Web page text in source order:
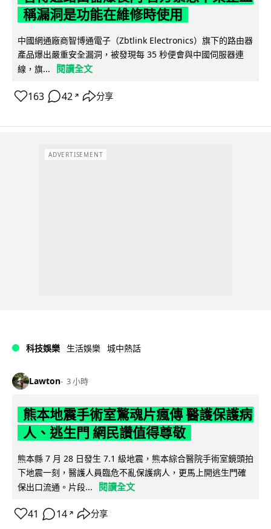
稱漏洞是功能在維修時使用
中國網通廠商智博通電子（Zbtlink Electronics）旗下的路由器
產品爆出嚴重安全漏洞，被發現每 35 秒便會與中國伺服器連
線，旗...
閱讀全文
163 42 ↗ 分享
ADVERTISEMENT
科技娛樂 生活娛樂 城中熱話
Lawton 3 小時
熊本地震手術室驚魂片瘋傳 醫護保護病
人、逃生門 網民讚值得尊敬
熊本縣 7 月 28 日發生 7.1 級地震，熊本綜合醫院手術室鏡頭拍
下地震一刻，醫護人員臨危不亂保護病人，更馬上開逃生門確
保出口流通。片段...
閱讀全文
41 14 ↗ 分享